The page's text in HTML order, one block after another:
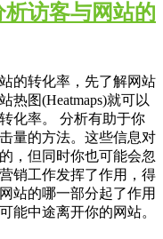
析访客与网站的
的转化率，先了解网站
热图(Heatmaps)就可以
化率。 分析有助于你
量的方法。这些信息对
，但同时你也可能会忽
销工作发挥了作用，得
站的哪一部分起了作用
能中途离开你的网站。